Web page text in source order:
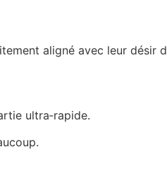
aligné avec leur désir
ultra‑rapide.